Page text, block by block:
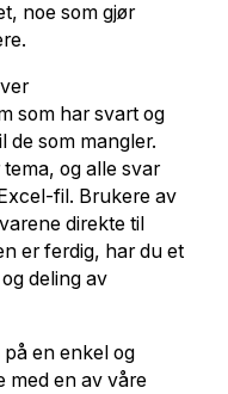
noe som gjør
som har svart og
de som mangler.
og alle svar
fil. Brukere av
direkte til
er ferdig, har du et
deling av
en enkel og
med en av våre